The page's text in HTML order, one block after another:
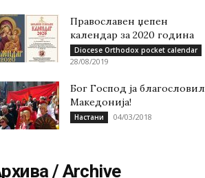
Православен џепен
календар за 2020 година
Diocese Orthodox pocket calendar
28/08/2019
Бог Господ ја благословил
Македонија!
Настани 04/03/2018
/ Archive